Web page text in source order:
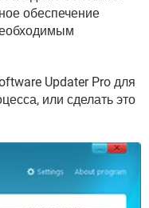
обеспечение
Updater Pro для
или сделать это